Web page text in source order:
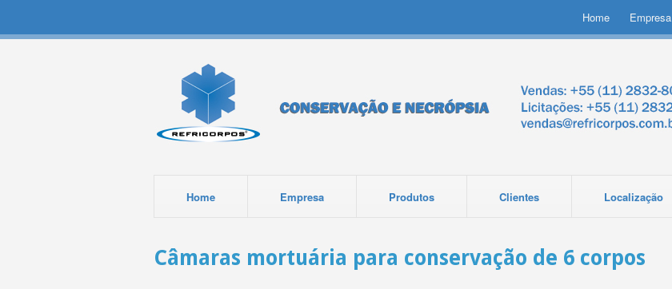
Home Empresa
Home Empresa Produtos Clientes Localização
Câmaras mortuária para conservação de 6 corpos